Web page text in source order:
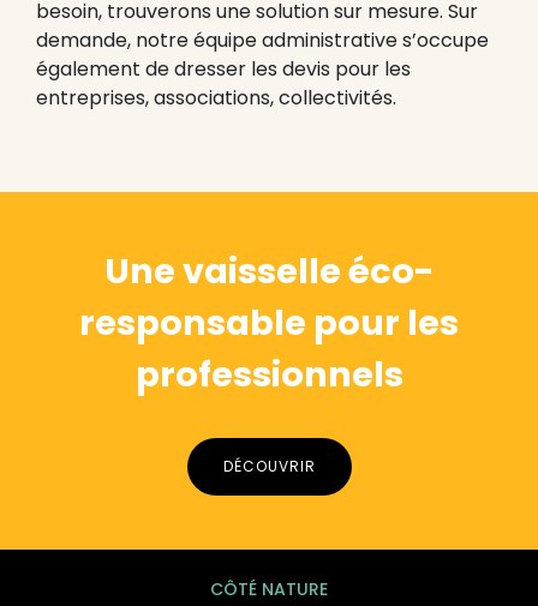
besoin, trouverons une solution sur mesure. Sur
demande, notre équipe administrative s’occupe
également de dresser les devis pour les
entreprises, associations, collectivités.
Une vaisselle éco-
responsable pour les
professionnels
DÉCOUVRIR
CÔTÉ NATURE